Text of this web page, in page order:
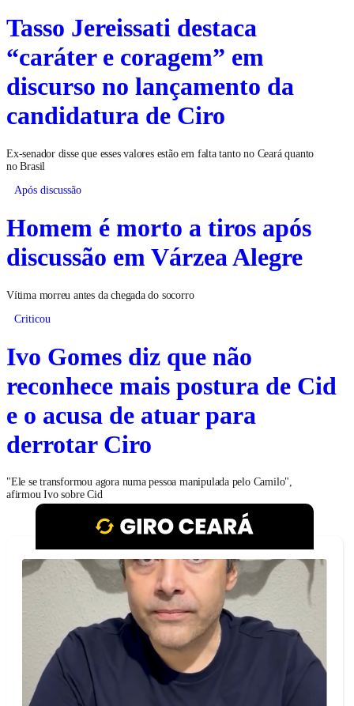
Tasso Jereissati destaca
“caráter e coragem” em
discurso no lançamento da
candidatura de Ciro
Ex-senador disse que esses valores estão em falta tanto no Ceará quanto
no Brasil
Após discussão
Homem é morto a tiros após
discussão em Várzea Alegre
Vítima morreu antes da chegada do socorro
Criticou
Ivo Gomes diz que não
reconhece mais postura de Cid
e o acusa de atuar para
derrotar Ciro
"Ele se transformou agora numa pessoa manipulada pelo Camilo",
afirmou Ivo sobre Cid